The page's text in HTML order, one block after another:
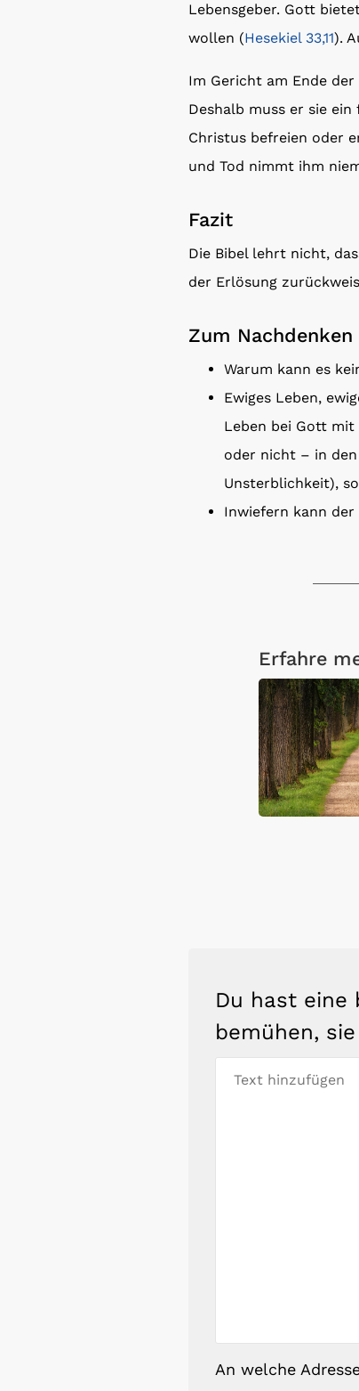
Lebensgeber. Gott
wollen (Hesekiel 33,11).
Im Gericht am Ende
Deshalb muss er sie
Christus befreien oder
und Tod nimmt ihm
Fazit
Die Bibel lehrt nicht,
der Erlösung
Zum Nachdenken
Warum kann es
Ewiges Leben,
Leben bei Gott mit
oder nicht – in den
Unsterblichkeit),
Inwiefern kann der
Erfahre
Open Link
Du hast eine
bemühen,
An welche